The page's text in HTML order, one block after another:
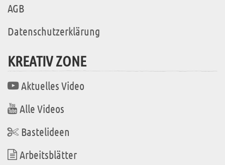
AGB
Datenschutzerklärung
KREATIV ZONE
Aktuelles Video
Alle Videos
Bastelideen
Arbeitsblätter